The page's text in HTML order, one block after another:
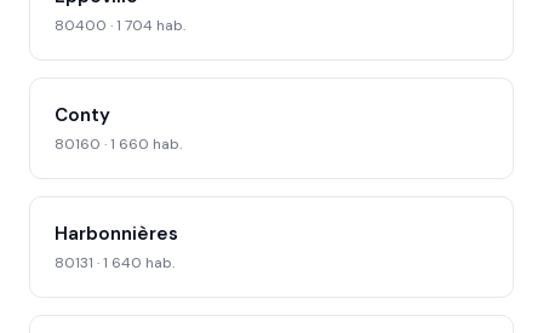
80400 · 1 704 hab.
Conty
80160 · 1 660 hab.
Harbonnières
80131 · 1 640 hab.